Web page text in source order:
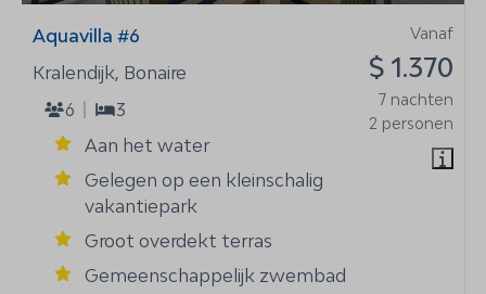
Vanaf
$ 1.370
7 nachten
2 personen
Aquavilla #6
Kralendijk, Bonaire
6
3
Aan het water
Gelegen op een kleinschalig
vakantiepark
Groot overdekt terras
Gemeenschappelijk zwembad